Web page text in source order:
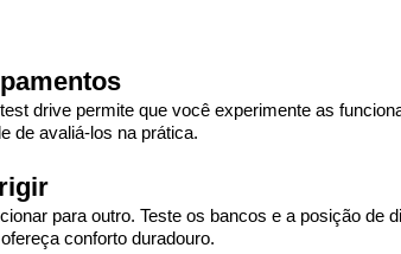
drive permite que você experimente as
de avaliá-los na prática.
para outro. Teste os bancos e a posição
conforto duradouro.